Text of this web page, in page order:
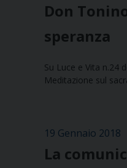
Don
speranza
Su Luce e Vita n.24
Meditazione sul
19 Gennaio 2018
La